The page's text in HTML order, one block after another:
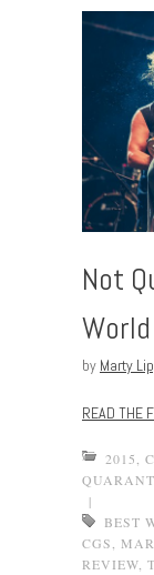
Not
by Marty
READ THE
2015,
|
BEST
CGS,
REVIEW,